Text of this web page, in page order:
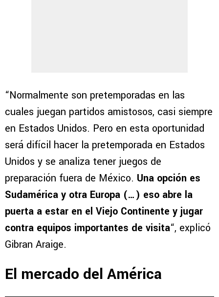
“Normalmente son pretemporadas en las
cuales juegan partidos amistosos, casi siempre
en Estados Unidos. Pero en esta oportunidad
será difícil hacer la pretemporada en Estados
Unidos y se analiza tener juegos de
preparación fuera de México. Una opción es
Sudamérica y otra Europa (…) eso abre la
puerta a estar en el Viejo Continente y jugar
contra equipos importantes de visita“, explicó
Gibran Araige.
El mercado del América